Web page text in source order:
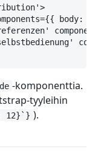
body:
-komponenttia.
tyyleihin
12}`} ).